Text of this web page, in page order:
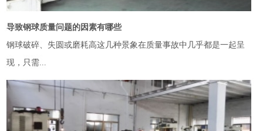
导致钢球质量问题的因素有哪些
钢球破碎、失圆或磨耗高这几种景象在质量事故中几乎都是一起呈
现，只需...